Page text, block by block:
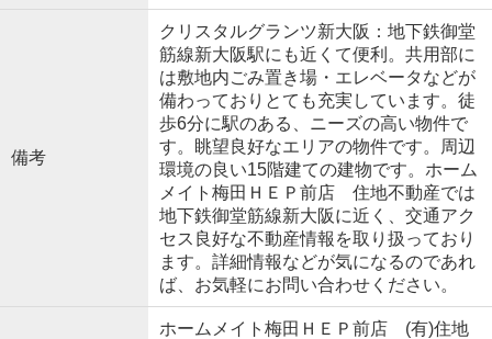
備考
クリスタルグランツ新大阪：地下鉄御堂
筋線新大阪駅にも近くて便利。共用部に
は敷地内ごみ置き場・エレベータなどが
備わっておりとても充実しています。徒
歩6分に駅のある、ニーズの高い物件で
す。眺望良好なエリアの物件です。周辺
環境の良い15階建ての建物です。ホーム
メイト梅田ＨＥＰ前店 住地不動産では
地下鉄御堂筋線新大阪に近く、交通アク
セス良好な不動産情報を取り扱っており
ます。詳細情報などが気になるのであれ
ば、お気軽にお問い合わせください。
ホームメイト梅田ＨＥＰ前店 (有)住地